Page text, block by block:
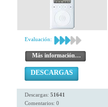
Evaluación:
Más información…
DESCARGAS
Descargas: 51641
Comentarios: 0